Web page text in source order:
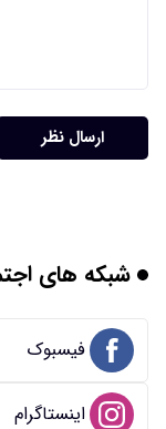
ارسال نظر
شبکه های
فیسبوک
اینستاگرام